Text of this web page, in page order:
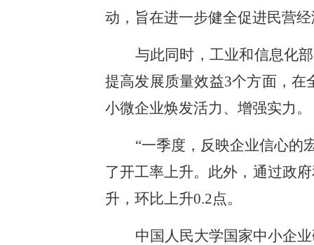
动，旨在进一步健全促进民营
与此同时，工业和信息化
提高发展质量效益3个方面，
小微企业焕发活力、增强实力。
“一季度，反映企业信心的
了开工率上升。此外，通过政
升，环比上升0.2点。
中国人民大学国家中小企